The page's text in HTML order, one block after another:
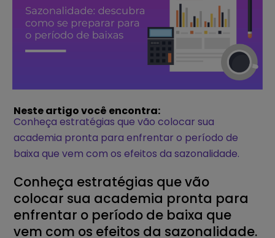
Neste artigo você encontra:
Conheça estratégias que vão colocar sua
academia pronta para enfrentar o período de
baixa que vem com os efeitos da sazonalidade.
Conheça estratégias que vão
colocar sua academia pronta para
enfrentar o período de baixa que
vem com os efeitos da sazonalidade.